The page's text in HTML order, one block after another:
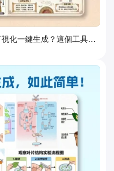
AI驅動的非物質文化遺產可視化一鍵生成？這個工具真的做到了！